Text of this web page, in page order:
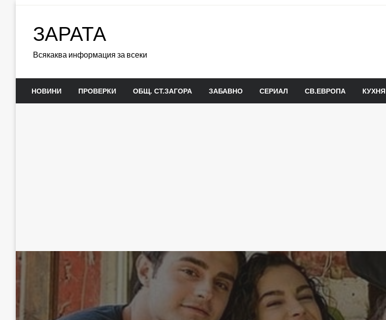
ЗАРАТА
Всякаква информация за всеки
НОВИНИ ПРОВЕРКИ ОБЩ. СТ.ЗАГОРА ЗАБАВНО СЕРИАЛ СВ.ЕВРОПА КУХНЯ